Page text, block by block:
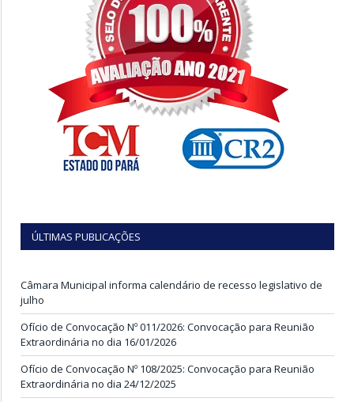
ÚLTIMAS PUBLICAÇÕES
Câmara Municipal informa calendário de recesso legislativo de
julho
Ofício de Convocação Nº 011/2026: Convocação para Reunião
Extraordinária no dia 16/01/2026
Ofício de Convocação Nº 108/2025: Convocação para Reunião
Extraordinária no dia 24/12/2025